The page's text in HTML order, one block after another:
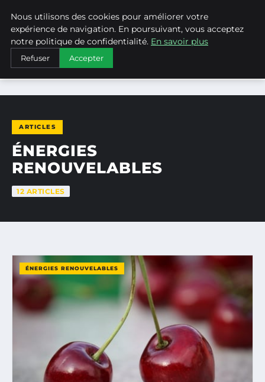
WEARECLIMATECONTROL
ACCUEIL ÉNERGIES RENOUVELABLES
ARTICLES
ÉNERGIES
RENOUVELABLES
12 ARTICLES
ÉNERGIES RENOUVELABLES
Nous utilisons des cookies pour améliorer votre
expérience de navigation. En poursuivant, vous acceptez
notre politique de confidentialité. En savoir plus
Refuser Accepter